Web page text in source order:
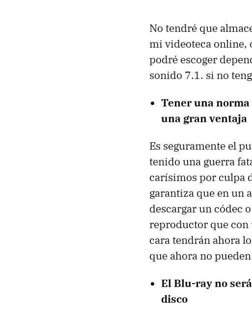
No tendré que
mi videoteca online,
podré escoger
sonido 7.1. si no
Tener una norma
una gran ventaja
Es seguramente el
tenido una guerra
carísimos por culpa
garantiza que en un
descargar un códec
reproductor que con
cara tendrán ahora
que ahora no
El Blu-ray no
disco